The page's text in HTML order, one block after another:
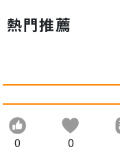
熱門推薦
0 0